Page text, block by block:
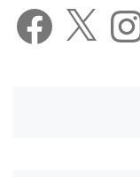
Facebook X